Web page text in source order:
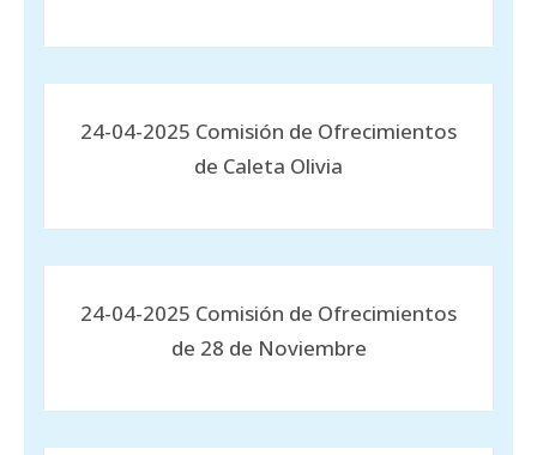
24-04-2025 Comisión de Ofrecimientos
de Caleta Olivia
24-04-2025 Comisión de Ofrecimientos
de 28 de Noviembre